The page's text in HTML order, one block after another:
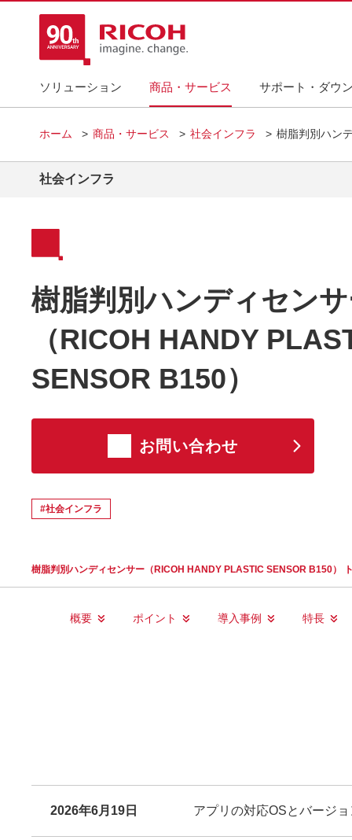
ソリューション 商品・サービス サポート・ダウ
ホーム 商品・サービス 社会インフラ 樹脂判別ハン
社会インフラ
樹脂判別ハンディセン
（RICOH HANDY
SENSOR B150）
お問い合わせ
#社会インフラ
樹脂判別ハンディセンサー（RICOH HANDY PLASTIC SENSOR B150）
概要 ポイント 導入事例 特長
2026年6月19日 アプリの対応OSとバージ